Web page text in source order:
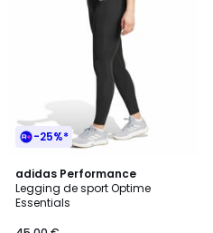
-25%*
adidas Performance
Legging de sport Optime
Essentials
4,6
/ 5